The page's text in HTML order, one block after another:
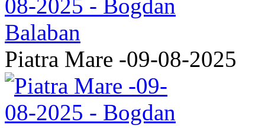
Piatra Mare -09-08-2025